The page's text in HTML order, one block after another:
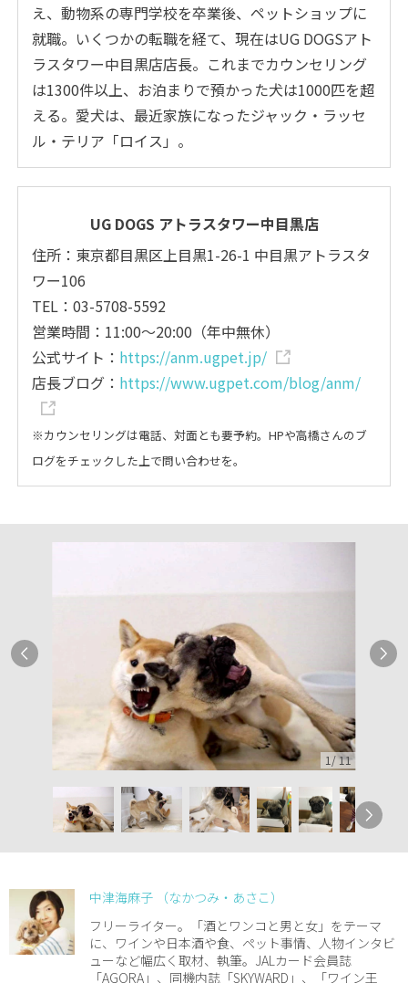
え、動物系の専門学校を卒業後、ペットショップに
就職。いくつかの転職を経て、現在はUG DOGSアト
ラスタワー中目黒店店長。これまでカウンセリング
は1300件以上、お泊まりで預かった犬は1000匹を超
える。愛犬は、最近家族になったジャック・ラッセ
ル・テリア「ロイス」。
UG DOGS アトラスタワー中目黒店
住所：東京都目黒区上目黒1-26-1 中目黒アトラスタ
ワー106
TEL：03-5708-5592
営業時間：11:00～20:00（年中無休）
公式サイト： https://anm.ugpet.jp/
店長ブログ： https://www.ugpet.com/blog/anm/
※カウンセリングは電話、対面とも要予約。HPや高橋さんのブ
ログをチェックした上で問い合わせを。
1 /11
中津海麻子 （なかつみ・あさこ）
フリーライター。「酒とワンコと男と女」をテーマ
に、ワインや日本酒や食、ペット事情、人物インタビ
ューなど幅広く取材、執筆。JALカード会員誌
「AGORA」、同機内誌「SKYWARD」、「ワイン王